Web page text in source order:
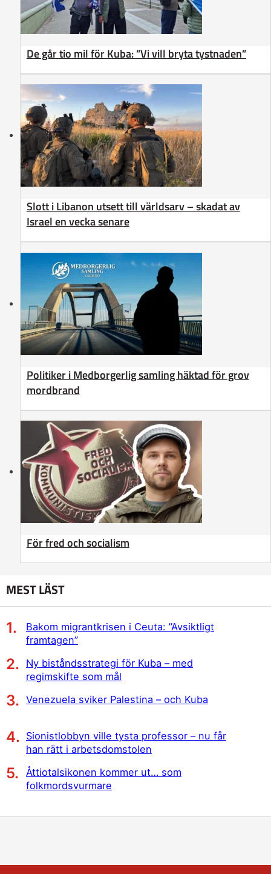
De går tio mil för Kuba: ”Vi vill bryta tystnaden”
Slott i Libanon utsett till världsarv – skadat av
Israel en vecka senare
Politiker i Medborgerlig samling häktad för grov
mordbrand
För fred och socialism
MEST LÄST
Bakom migrantkrisen i Ceuta: ”Avsiktligt
framtagen”
Ny biståndsstrategi för Kuba – med
regimskifte som mål
Venezuela sviker Palestina – och Kuba
Sionistlobbyn ville tysta professor – nu får
han rätt i arbetsdomstolen
Åttiotalsikonen kommer ut… som
folkmordsvurmare